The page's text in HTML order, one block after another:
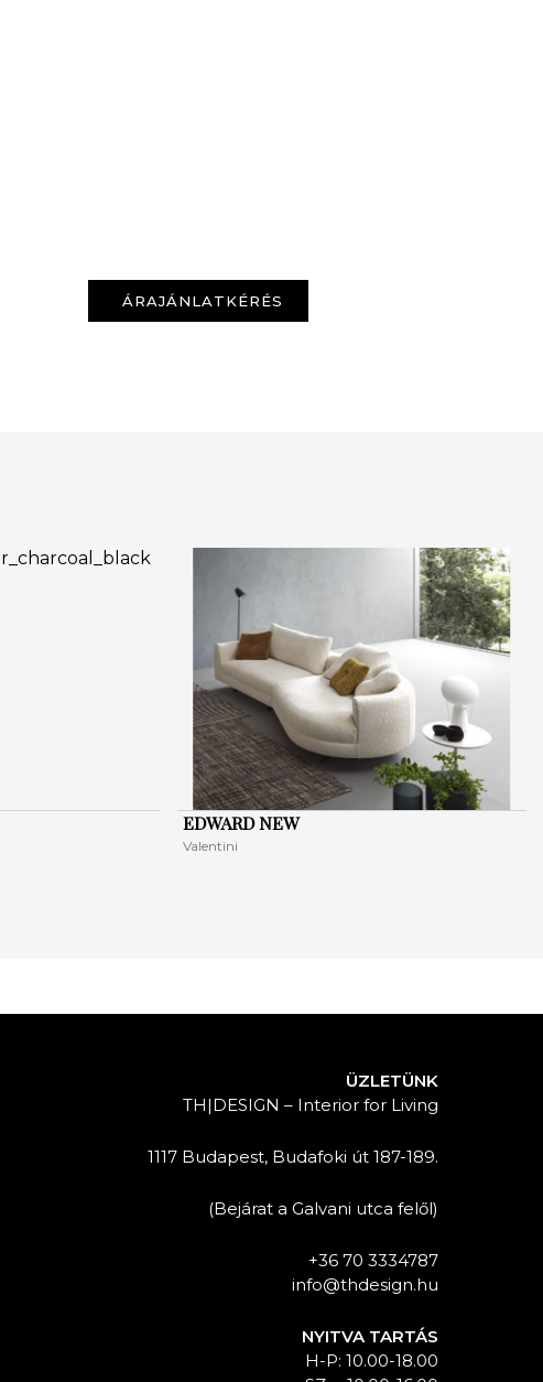
ÁRAJÁNLATKÉRÉS
EDWARD NEW
Valentini
ÜZLETÜNK
TH|DESIGN – Interior for Living
1117 Budapest, Budafoki út 187-189.
(Bejárat a Galvani utca felől)
+36 70 3334787
info@thdesign.hu
NYITVA TARTÁS
H-P: 10.00-18.00